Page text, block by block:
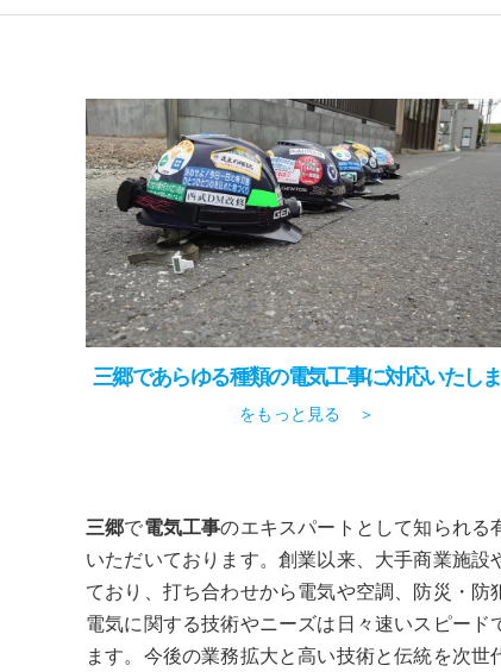
三郷であらゆる種類の電気工事に対応いたし
をもっと見る ＞
三郷で電気工事のエキスパートとして知られ
いただいております。創業以来、大手商業施
ており、打ち合わせから電気や空調、防災・
電気に関する技術やニーズは日々速いスピー
ます。今後の業務拡大と高い技術と伝統を次世